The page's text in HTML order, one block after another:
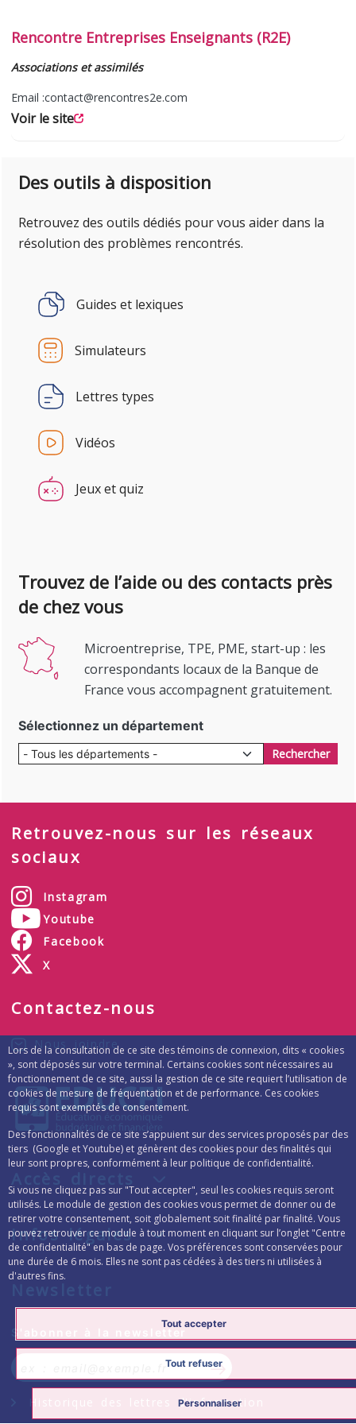
Lors de la consultation de ce site des témoins de connexion, dits « cookies
», sont déposés sur votre terminal. Certains cookies sont nécessaires au
fonctionnement de ce site, aussi la gestion de ce site requiert l’utilisation de
cookies de mesure de fréquentation et de performance. Ces cookies
requis sont exemptés de consentement.
Des fonctionnalités de ce site s’appuient sur des services proposés par des
tiers (Google et Youtube) et génèrent des cookies pour des finalités qui
leur sont propres, conformément à leur politique de confidentialité.
Si vous ne cliquez pas sur "Tout accepter", seul les cookies requis seront
utilisés. Le module de gestion des cookies vous permet de donner ou de
retirer votre consentement, soit globalement soit finalité par finalité. Vous
pouvez retrouver ce module à tout moment en cliquant sur l’onglet "Centre
de confidentialité" en bas de page. Vos préférences sont conservées pour
une durée de 6 mois. Elles ne sont pas cédées à des tiers ni utilisées à
d'autres fins.
Tout accepter
Tout refuser
Personnaliser
Rencontre Entreprises Enseignants (R2E)
Associations et assimilés
Email :contact@rencontres2e.com
Voir le site
Des outils à disposition
Retrouvez des outils dédiés pour vous aider dans la
résolution des problèmes rencontrés.
Guides et lexiques
Simulateurs
Lettres types
Vidéos
Jeux et quiz
Trouvez de l’aide ou des contacts près
de chez vous
Microentreprise, TPE, PME, start-up : les
correspondants locaux de la Banque de
France vous accompagnent gratuitement.
Sélectionnez un département
Rechercher
Retrouvez-nous sur les réseaux
sociaux
Instagram
Youtube
Facebook
X
Contactez-nous
Nous joindre
Infos légales
Formulaire d’inscription à la lettre
S’abonner à la
Historique des lettres d'information